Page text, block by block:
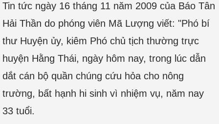
Tin tức ngày 16 tháng 11 năm 2009 của Báo Tân
Hải Thần do phóng viên Mã Lượng viết: "Phó bí
thư Huyện ủy, kiêm Phó chủ tịch thường trực
huyện Hằng Thái, ngày hôm nay, trong lúc dẫn
dắt cán bộ quần chúng cứu hỏa cho nông
trường, bất hạnh hi sinh vì nhiệm vụ, năm nay
33 tuổi.